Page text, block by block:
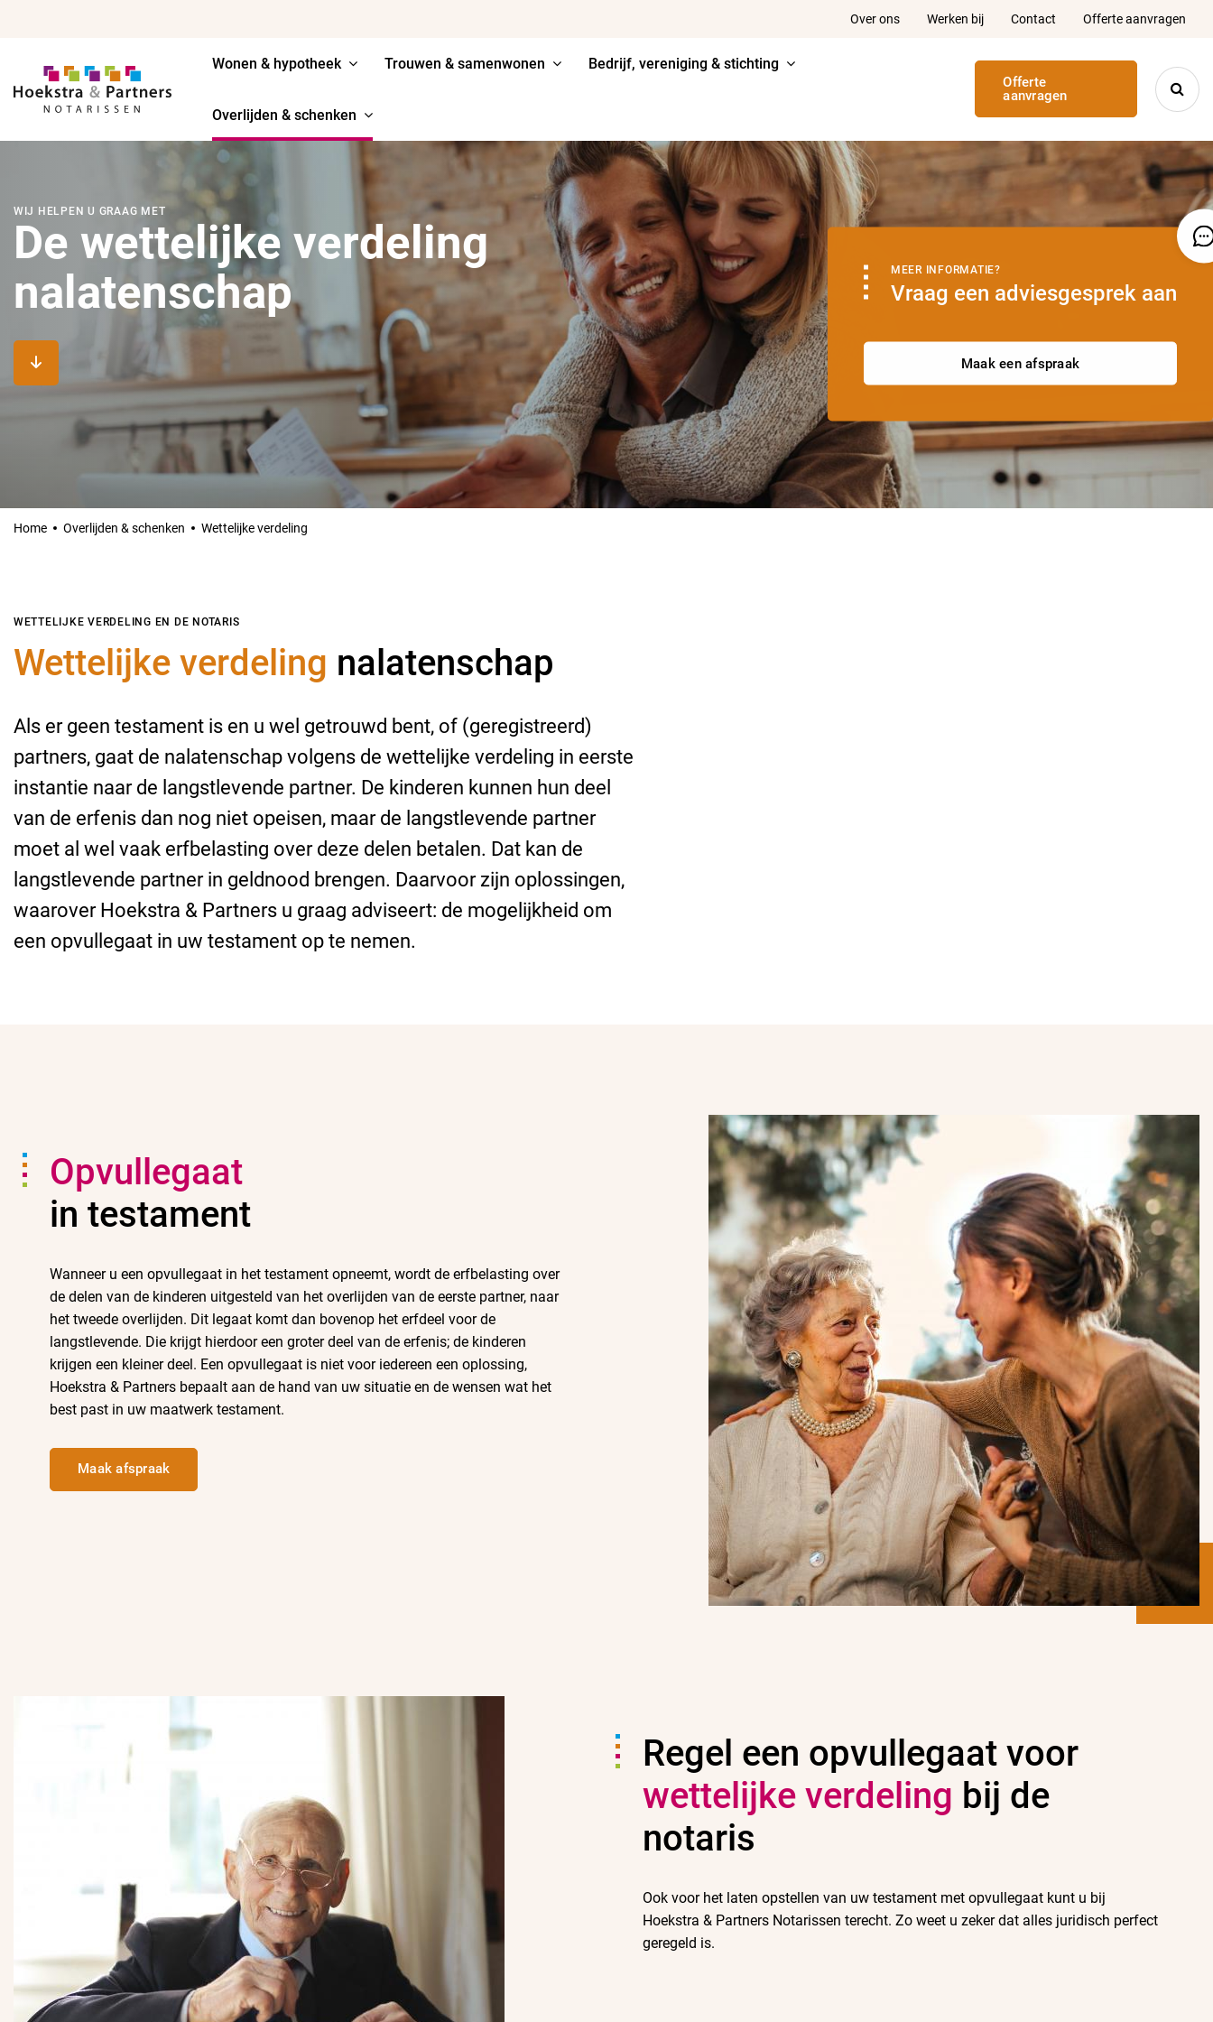
Over ons Werken bij Contact Offerte aanvragen
Wonen & hypotheek Trouwen & samenwonen Bedrijf, vereniging & stichting
Overlijden & schenken
Offerte
aanvragen

MEER INFORMATIE?
Vraag een adviesgesprek aan
Maak een afspraak
WIJ HELPEN U GRAAG MET
De wettelijke verdeling
nalatenschap
Home Overlijden & schenken Wettelijke verdeling

WETTELIJKE VERDELING EN DE NOTARIS
Wettelijke verdeling nalatenschap
Als er geen testament is en u wel getrouwd bent, of (geregistreerd)
partners, gaat de nalatenschap volgens de wettelijke verdeling in eerste
instantie naar de langstlevende partner. De kinderen kunnen hun deel
van de erfenis dan nog niet opeisen, maarde langstlevende partner
moet al wel vaak erfbelasting over deze delen betalen. Dat kan de
langstlevende partner in geldnood brengen. Daarvoor zijn oplossingen,
waarover Hoekstra & Partners u graag adviseert: de mogelijkheid om
een opvullegaat in uw testament op te nemen.
Opvullegaat
in testament
Wanneer u een opvullegaat in het testament opneemt, wordt de erfbelasting over
de delen van de kinderen uitgesteld van het overlijden van de eerste partner, naar
het tweede overlijden. Dit legaat komt dan bovenop het erfdeel voor de
langstlevende. Die krijgt hierdoor een groter deel van de erfenis; de kinderen
krijgen een kleiner deel. Een opvullegaat is niet voor iedereen een oplossing,
Hoekstra & Partners bepaalt aan de hand van uw situatie en de wensen wat het
best past in uw maatwerk testament.
Maak afspraak
Regel een opvullegaat voor
wettelijke verdeling bij de
notaris
Ook voor het laten opstellen van uw testament met opvullegaat kunt u bij
Hoekstra & Partners Notarissen terecht. Zo weet u zeker dat alles juridisch perfect
geregeld is.